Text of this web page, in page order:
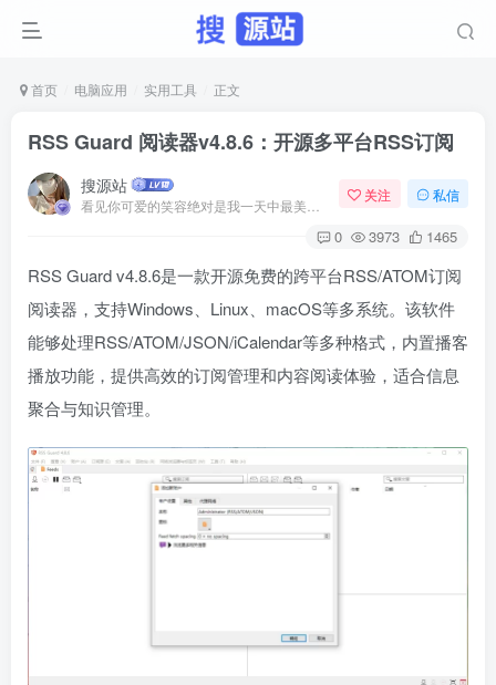
首页 电脑应用 实用工具 正文
RSS Guard 阅读器v4.8.6：开源多平台RSS订阅
搜源站 关注 私信
0 3973 1465
RSS Guard v4.8.6是一款开源免费的跨平台RSS/ATOM订阅
阅读器，支持Windows、Linux、macOS等多系统。该软件
能够处理RSS/ATOM/JSON/iCalendar等多种格式，内置播客
播放功能，提供高效的订阅管理和内容阅读体验，适合信息
聚合与知识管理。